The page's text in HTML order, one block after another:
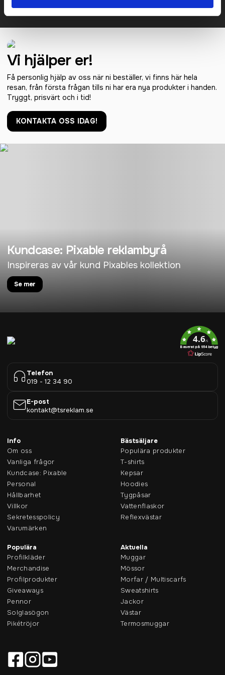
Vi hjälper er!
Få personlig hjälp av oss när ni beställer, vi finns här hela
resan, från första frågan tills ni har era nya produkter i handen.
Tryggt, prisvärt och i tid!
KONTAKTA OSS IDAG!
Kundcase: Pixable reklambyrå
Inspireras av vår kund Pixables kollektion
Se mer
4.6/5
Baserat på 954 betyg
Telefon
019 - 12 34 90
E-post
kontakt@tsreklam.se
Info
Om oss
Vanliga frågor
Kundcase: Pixable
Personal
Hållbarhet
Villkor
Sekretesspolicy
Varumärken
Bästsäljare
Populära produkter
T-shirts
Kepsar
Hoodies
Tygpåsar
Vattenflaskor
Reflexvästar
Populära
Profilkläder
Merchandise
Profilprodukter
Giveaways
Pennor
Solglasögon
Pikétröjor
Aktuella
Muggar
Mössor
Morfar / Multiscarfs
Sweatshirts
Jackor
Västar
Termosmuggar